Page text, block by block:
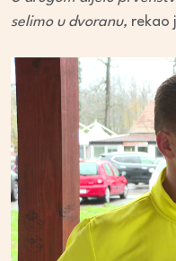
selimo u dvoranu, rekao